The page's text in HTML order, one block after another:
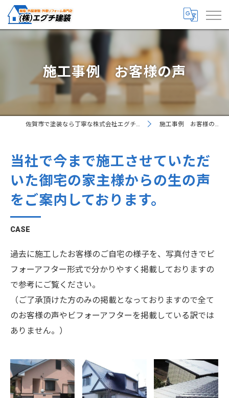
施工事例 お客様の声
佐賀市で塗装なら丁寧な株式会社エグチ建装 施工事例 お客様の声
当社で今まで施工させていただ
いた御宅の家主様からの生の声
をご案内しております。
CASE
過去に施工したお客様のご自宅の様子を、写真付きでビ
フォーアフター形式で分かりやすく掲載しておりますの
で参考にご覧ください。
（ご了承頂けた方のみの掲載となっておりますので全て
のお客様の声やビフォーアフターを掲載している訳では
ありません。）
外壁塗装、屋根
塗装 佐賀市大
財 Y様邸
外壁塗装 佐賀
市 K様邸
外壁塗装、屋根
塗装 杵島郡白
石町 M様邸